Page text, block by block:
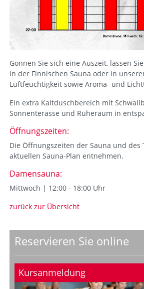
Gönnen Sie sich eine Auszeit, lassen
in der Finnischen Sauna oder in
Luftfeuchtigkeit sowie Aroma- und
Ein extra Kaltduschbereich mit
Sonnenterasse und Ruheraum in
Öffnungszeiten:
Die Öffnungszeiten der Sauna und
aktuellen Sauna-Plan entnehmen.
Damensauna:
Mittwoch | 12:00 - 18:00 Uhr
zurück zur Übersicht
Reservieren Sie online
Kursanmeldung